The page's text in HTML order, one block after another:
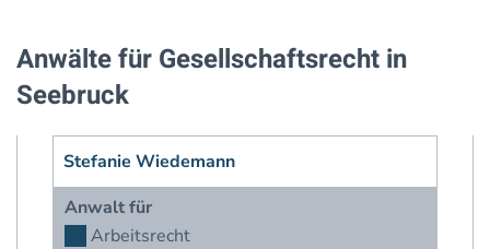
Anwälte für Gesellschaftsrecht in
Seebruck
Stefanie Wiedemann
Anwalt für
Arbeitsrecht